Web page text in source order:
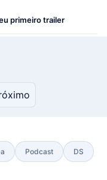
primeiro trailer
Podcast DS